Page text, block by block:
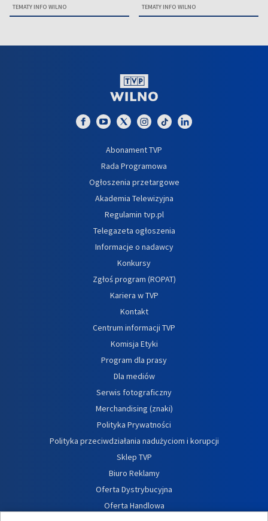
TEMATY INFO WILNO TEMATY INFO WILNO
Abonament TVP
Rada Programowa
Ogłoszenia przetargowe
Akademia Telewizyjna
Regulamin tvp.pl
Telegazeta ogłoszenia
Informacje o nadawcy
Konkursy
Zgłoś program (ROPAT)
Kariera w TVP
Kontakt
Centrum informacji TVP
Komisja Etyki
Program dla prasy
Dla mediów
Serwis fotograficzny
Merchandising (znaki)
Polityka Prywatności
Polityka przeciwdziałania nadużyciom i korupcji
Sklep TVP
Biuro Reklamy
Oferta Dystrybucyjna
Oferta Handlowa